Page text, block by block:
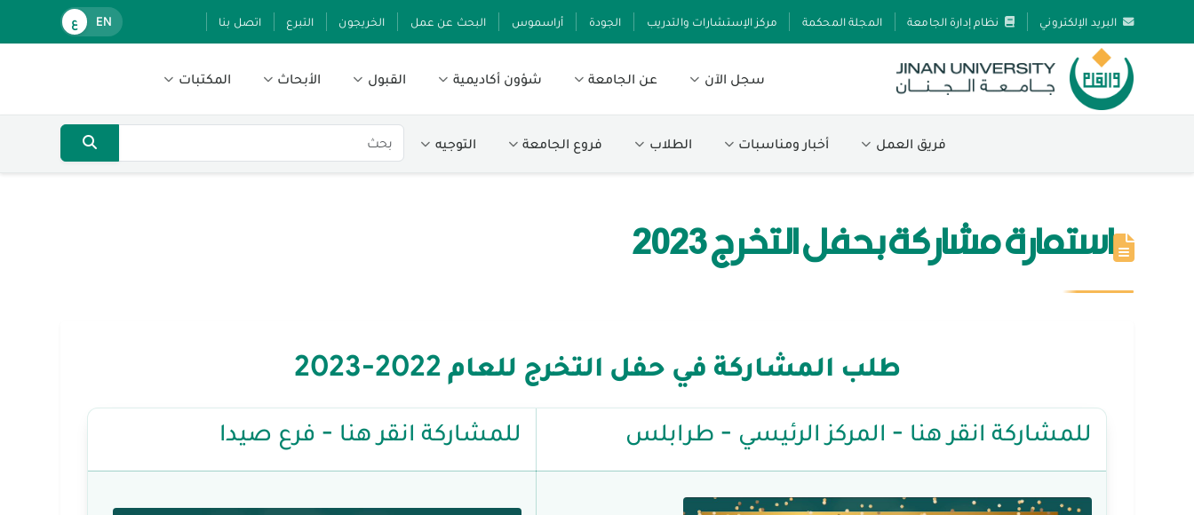
البريد الإلكتروني نظام إدارة الجامعة المجلة المحكمة مركز الإستشارات والتدريب الجودة أراسموس البحث عن عمل الخريجون التبرع اتصل بنا EN ع
سجل الآن عن الجامعة شؤون أكاديمية القبول الأبحاث المكتبات
فريق العمل أخبار ومناسبات الطلاب فروع الجامعة التوجيه
استمارة مشاركة بحفل التخرج 2023
طلب المشاركة في حفل التخرج للعام 2022-2023
للمشاركة انقر هنا - المركز الرئيسي - طرابلس للمشاركة انقر هنا - فرع صيدا